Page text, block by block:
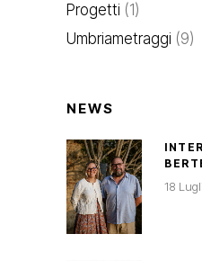
Progetti (1)
Umbriametraggi (9)
NEWS
18